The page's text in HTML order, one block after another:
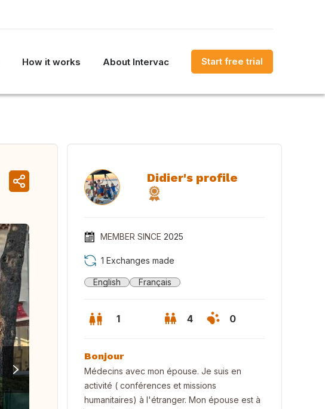
How it works About Intervac Start free trial
Didier's profile
MEMBER SINCE 2025
1 Exchanges made
English Français
1 4 0
Bonjour
Médecins avec mon épouse. Je suis en
activité ( conférences et missions
humanitaires) à l'étranger. Mon épouse est à